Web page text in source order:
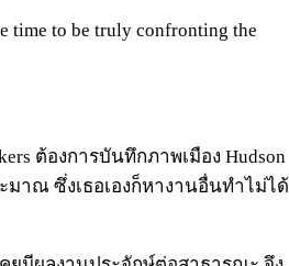
time to be truly confronting the
ต้องการบันทึกภาพเมือง Hudson
มาณ ซึ่งเธอเองก็หางานอื่นทำไม่ได้